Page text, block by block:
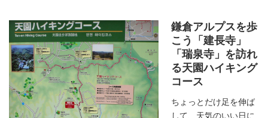
鎌倉アルプスを歩
こう「建長寺」
「瑞泉寺」を訪れ
る天園ハイキング
コース
ちょっとだけ足を伸ば
して、天気のいい日に